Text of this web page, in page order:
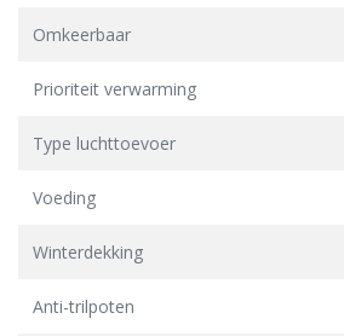
Omkeerbaar
Prioriteit verwarming
Type luchttoevoer
Voeding
Winterdekking
Anti-trilpoten